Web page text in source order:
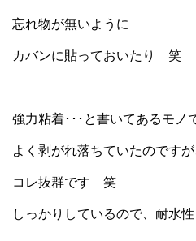
忘れ物が無いように
カバンに貼っておいたり 笑
強力粘着･･･と書いてあるモノ
よく剥がれ落ちていたのですが
コレ抜群です 笑
しっかりしているので、耐水性